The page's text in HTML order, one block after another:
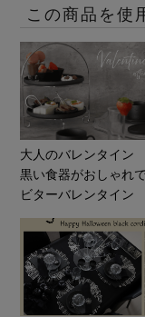
この商品を使
大人のバレンタイン
黒い食器がおしゃれ
ビターバレンタイン